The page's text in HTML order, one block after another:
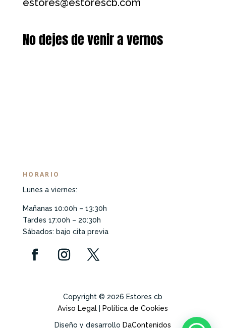
estores@estorescb.com
No dejes de venir a vernos
HORARIO
Lunes a viernes:
Mañanas 10:00h – 13:30h
Tardes 17:00h – 20:30h
Sábados: bajo cita previa
Copyright © 2026 Estores cb
Aviso Legal
Política de Cookies
Diseño y desarrollo DaContenidos